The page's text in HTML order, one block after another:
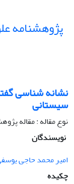
پژوهشنامه
نشانه شناسی
سیستانی
نوع مقاله : مقاله
نویسندگان
امیر محمد حاجی
چکیده